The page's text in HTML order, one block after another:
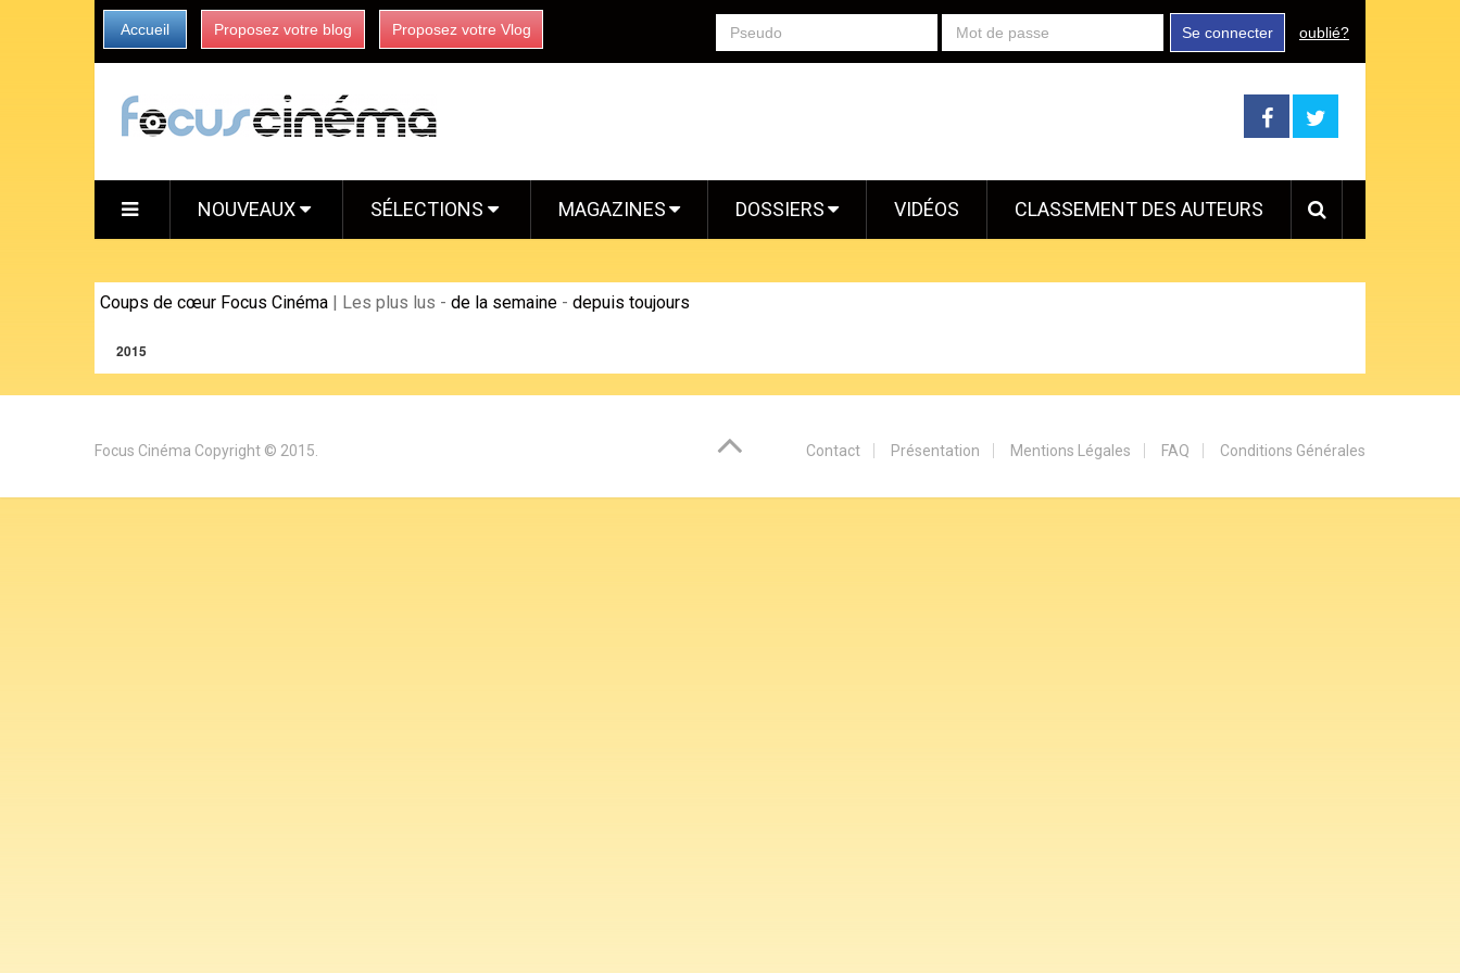
Accueil Proposez votre blog Proposez votre Vlog Se connecter oublié?
NOUVEAUX SÉLECTIONS MAGAZINES DOSSIERS VIDÉOS CLASSEMENT DES AUTEURS
Coups de cœur Focus Cinéma | Les plus lus - de la semaine - depuis toujours
2015
Focus Cinéma Copyright © 2015. Contact Présentation Mentions Légales FAQ Conditions Générales